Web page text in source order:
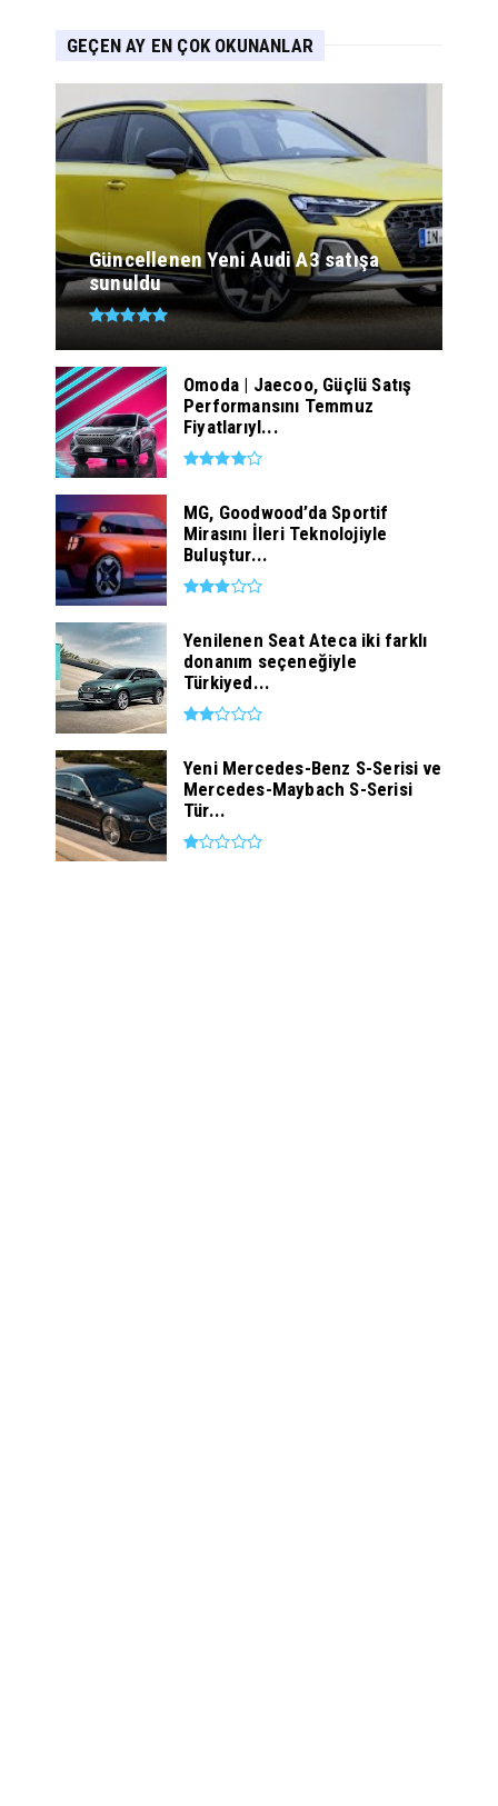
GEÇEN AY EN ÇOK OKUNANLAR
Güncellenen Yeni Audi A3 satışa
sunuldu
Omoda | Jaecoo, Güçlü Satış
Performansını Temmuz
Fiyatlarıyl...
MG, Goodwood’da Sportif
Mirasını İleri Teknolojiyle
Buluştur...
Yenilenen Seat Ateca iki farklı
donanım seçeneğiyle
Türkiyed...
Yeni Mercedes-Benz S-Serisi ve
Mercedes-Maybach S-Serisi
Tür...